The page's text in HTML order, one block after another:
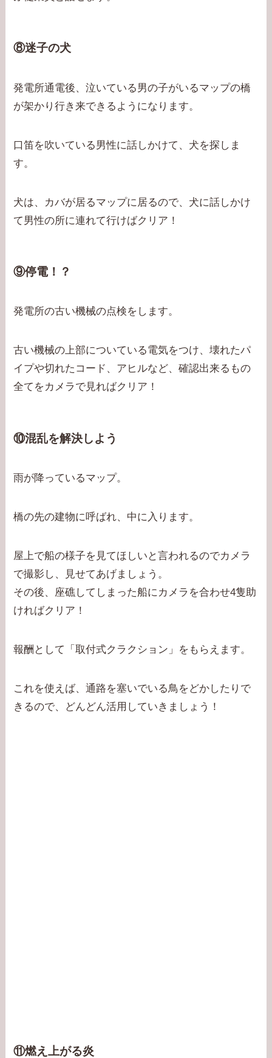
⑧迷子の犬
発電所通電後、泣いている男の子がいるマップの橋
が架かり行き来できるようになります。
口笛を吹いている男性に話しかけて、犬を探しま
す。
犬は、カバが居るマップに居るので、犬に話しかけ
て男性の所に連れて行けばクリア！
⑨停電！？
発電所の古い機械の点検をします。
古い機械の上部についている電気をつけ、壊れたパ
イプや切れたコード、アヒルなど、確認出来るもの
全てをカメラで見ればクリア！
⑩混乱を解決しよう
雨が降っているマップ。
橋の先の建物に呼ばれ、中に入ります。
屋上で船の様子を見てほしいと言われるのでカメラ
で撮影し、見せてあげましょう。
その後、座礁してしまった船にカメラを合わせ4隻助
ければクリア！
報酬として「取付式クラクション」をもらえます。
これを使えば、通路を塞いでいる鳥をどかしたりで
きるので、どんどん活用していきましょう！
⑪燃え上がる炎